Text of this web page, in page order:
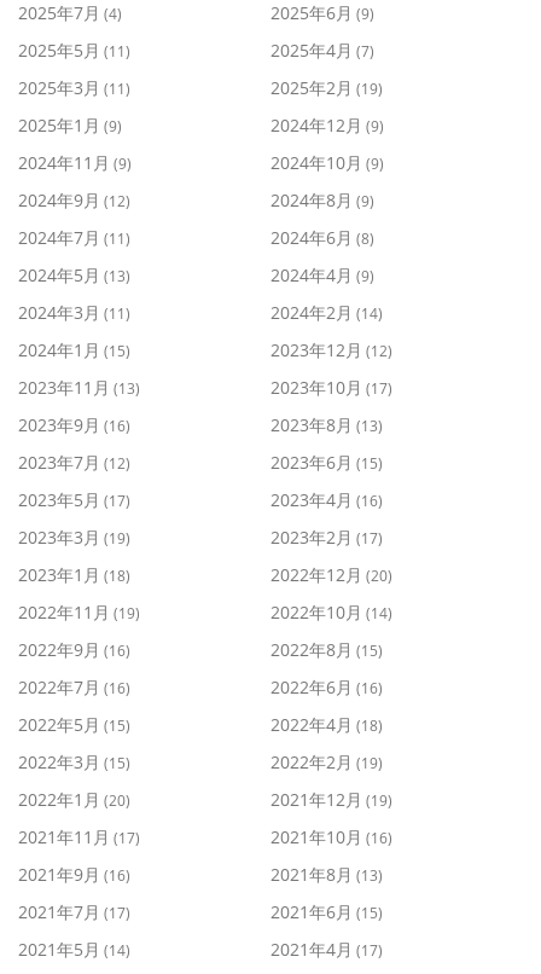
2025年7月 (4) 2025年6月 (9)
2025年5月 (11) 2025年4月 (7)
2025年3月 (11) 2025年2月 (19)
2025年1月 (9) 2024年12月 (9)
2024年11月 (9) 2024年10月 (9)
2024年9月 (12) 2024年8月 (9)
2024年7月 (11) 2024年6月 (8)
2024年5月 (13) 2024年4月 (9)
2024年3月 (11) 2024年2月 (14)
2024年1月 (15) 2023年12月 (12)
2023年11月 (13) 2023年10月 (17)
2023年9月 (16) 2023年8月 (13)
2023年7月 (12) 2023年6月 (15)
2023年5月 (17) 2023年4月 (16)
2023年3月 (19) 2023年2月 (17)
2023年1月 (18) 2022年12月 (20)
2022年11月 (19) 2022年10月 (14)
2022年9月 (16) 2022年8月 (15)
2022年7月 (16) 2022年6月 (16)
2022年5月 (15) 2022年4月 (18)
2022年3月 (15) 2022年2月 (19)
2022年1月 (20) 2021年12月 (19)
2021年11月 (17) 2021年10月 (16)
2021年9月 (16) 2021年8月 (13)
2021年7月 (17) 2021年6月 (15)
2021年5月 (14) 2021年4月 (17)